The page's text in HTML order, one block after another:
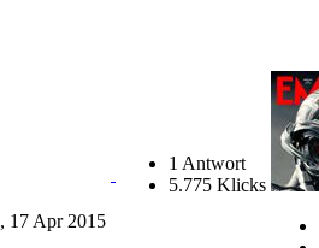
, 17 Apr 2015
1 Antwort
5.775 Klicks